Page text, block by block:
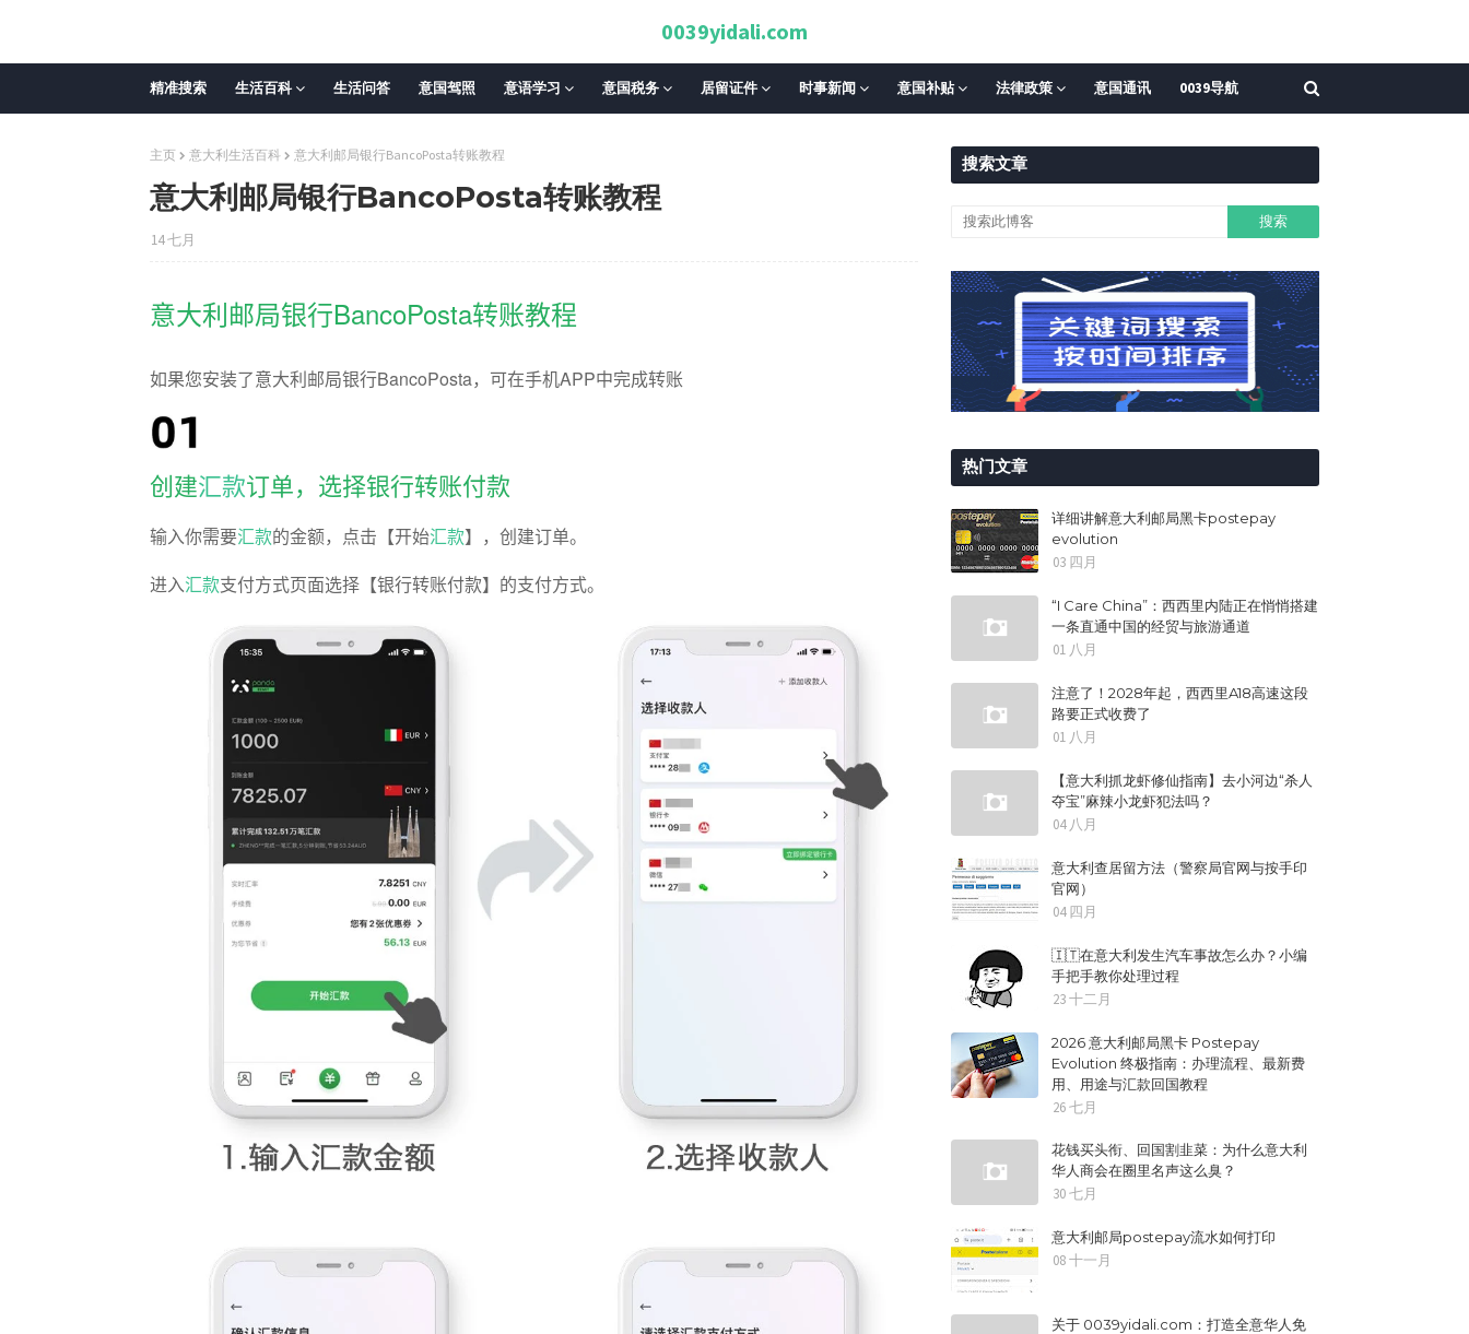
0039yidali.com
精准搜索 生活百科 生活问答 意国驾照 意语学习 意国税务 居留证件 时事新闻 意国补贴 法律政策 意国通讯 0039导航
主页 意大利生活百科 意大利邮局银行BancoPosta转账教程
意大利邮局银行BancoPosta转账教程
14 七月
意大利邮局银行BancoPosta转账教程
如果您安装了意大利邮局银行BancoPosta，可在手机APP中完成转账
创建汇款订单，选择银行转账付款
输入你需要汇款的金额，点击 【开始汇款】 ，创建订单。
进入汇款支付方式页面选择 【银行转账付款】 的支付方式。
搜索文章
热门文章
详细讲解意大利邮局黑卡postepay
evolution
03 四月
“I Care China”：西西里内陆正在悄悄搭建
一条直通中国的经贸与旅游通道
01 八月
注意了！2028年起，西西里A18高速这段
路要正式收费了
01 八月
【意大利抓龙虾修仙指南】去小河边“杀人
夺宝”麻辣小龙虾犯法吗？
04 八月
意大利查居留方法（警察局官网与按手印
官网）
04 四月
🇮🇹在意大利发生汽车事故怎么办？小编
手把手教你处理过程
23 十二月
2026 意大利邮局黑卡 Postepay
Evolution 终极指南：办理流程、最新费
用、用途与汇款回国教程
26 七月
花钱买头衔、回国割韭菜：为什么意大利
华人商会在圈里名声这么臭？
30 七月
意大利邮局postepay流水如何打印
08 十一月
关于 0039yidali.com：打造全意华人免